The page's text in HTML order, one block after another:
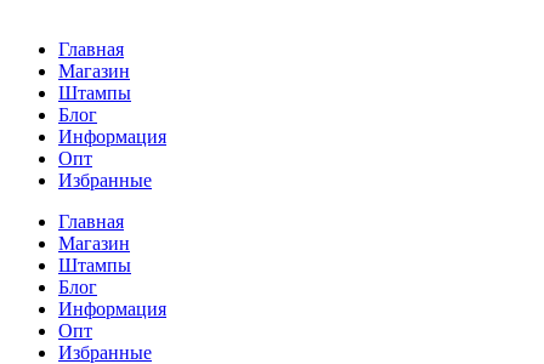
Главная
Магазин
Штампы
Блог
Информация
Опт
Избранные
Главная
Магазин
Штампы
Блог
Информация
Опт
Избранные